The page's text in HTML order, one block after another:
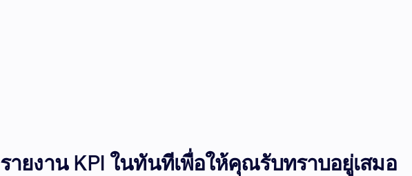
รายงาน KPI ในทันทีเพื่อให้คุณรับทราบอยู่เสมอ